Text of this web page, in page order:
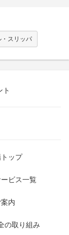
スリッパ
ト
ップ
ビス一覧
内
の取り組み